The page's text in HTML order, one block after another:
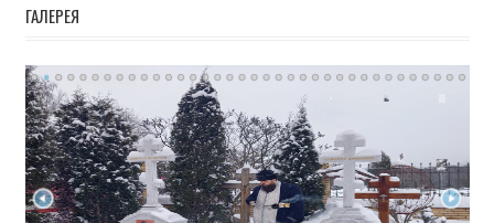
ГАЛЕРЕЯ